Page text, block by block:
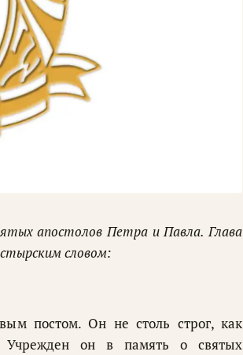
апостолов Петра и Павла. Глава
словом:
постом. Он не столь строг, как
Учрежден он в память о святых